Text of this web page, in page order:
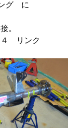
ング に
。
リンク